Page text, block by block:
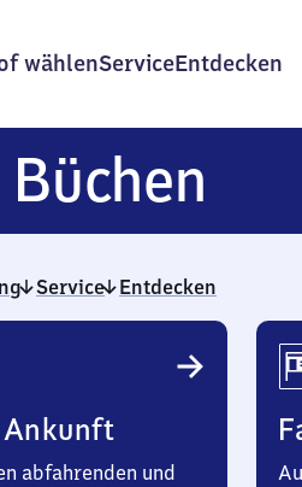
wählenServiceEntdecken
Büchen
Service Entdecken
abfahrenden und